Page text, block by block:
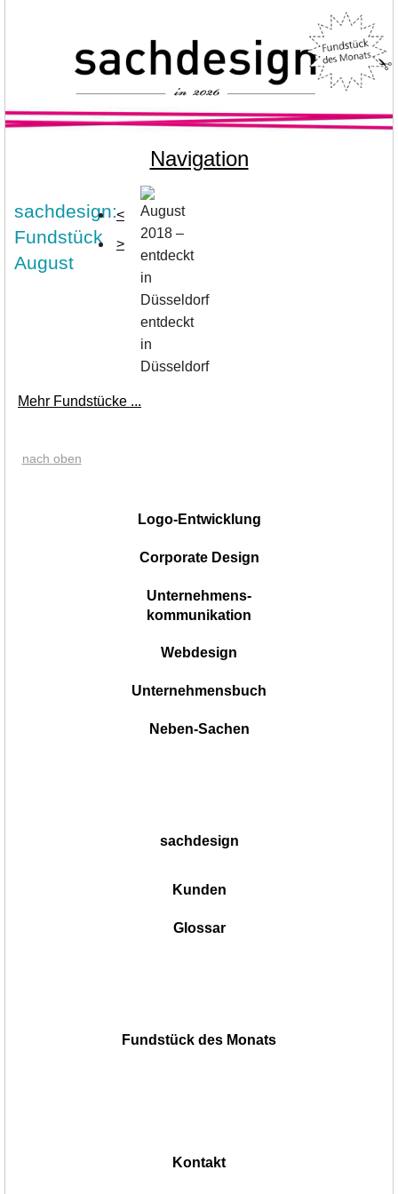
Navigation
sachdesign:
Fundstück
August
<
>
entdeckt
in
Düsseldorf
Mehr Fundstücke ...
nach oben
Logo-Entwicklung
Corporate Design
Unternehmens-
kommunikation
Webdesign
Unternehmensbuch
Neben-Sachen
sachdesign
Kunden
Glossar
Fundstück des Monats
Kontakt